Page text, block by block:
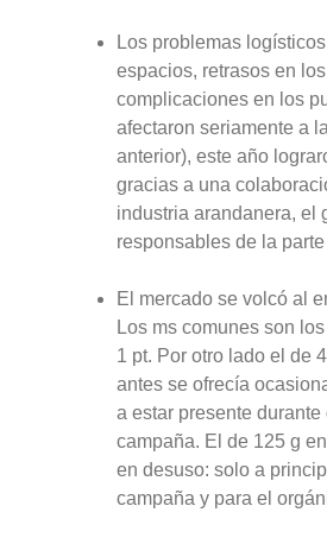
Los problemas
espacios, retrasos en
complicaciones en los
afectaron seriamente a
anterior), este año
gracias a una
industria arandanera, el
responsables de la
El mercado se volcó al
Los ms comunes son
1 pt. Por otro lado el de
antes se ofrecía
a estar presente
campaña. El de 125 g
en desuso: solo a
campaña y para el